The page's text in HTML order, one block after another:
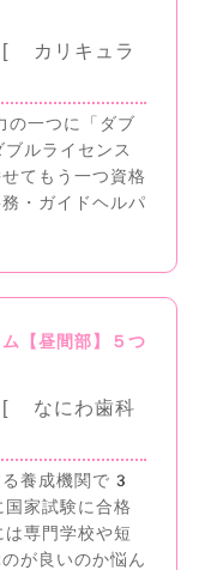
[ カリキュラ
一つに「ダブ
ルライセンス
てもう一つ資格
・ガイドヘルパ
【昼間部】５つ
[ なにわ歯科
養成機関で3
家試験に合格
専門学校や短
が良いのか悩ん